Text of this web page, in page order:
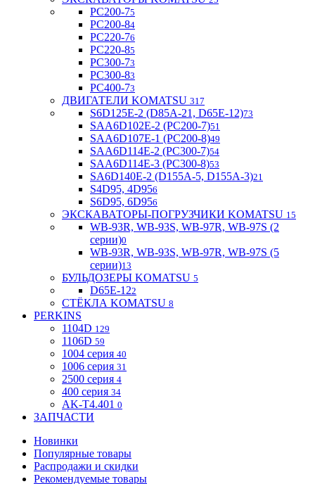
PC200-75
PC200-84
PC220-76
PC220-85
PC300-73
PC300-83
PC400-73
ДВИГАТЕЛИ KOMATSU 317
S6D125E-2 (D85A-21, D65E-12)73
SAA6D102E-2 (PC200-7)51
SAA6D107E-1 (PC200-8)49
SAA6D114E-2 (PC300-7)54
SAA6D114E-3 (PC300-8)53
SA6D140E-2 (D155A-5, D155A-3)21
S4D95, 4D956
S6D95, 6D956
ЭКСКАВАТОРЫ-ПОГРУЗЧИКИ KOMATSU 15
WB-93R, WB-93S, WB-97R, WB-97S (2
серии)0
WB-93R, WB-93S, WB-97R, WB-97S (5
серии)13
БУЛЬДОЗЕРЫ KOMATSU 5
D65E-122
СТЁКЛА KOMATSU 8
PERKINS
1104D 129
1106D 59
1004 серия 40
1006 серия 31
2500 серия 4
400 серия 34
AK-T4.401 0
ЗАПЧАСТИ
Новинки
Популярные товары
Распродажи и скидки
Рекомендуемые товары